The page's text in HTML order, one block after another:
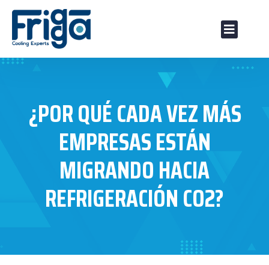
¿POR QUÉ CADA VEZ MÁS
EMPRESAS ESTÁN
MIGRANDO HACIA
REFRIGERACIÓN CO2?